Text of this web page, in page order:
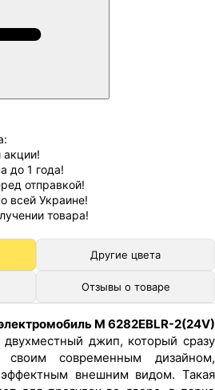
акции!
до 1 года!
отправкой!
всей Украине!
товара!
Другие цвета
Отзывы о товаре
M 6282EBLR-2(24V)
джип, который сразу
своим современным дизайном,
внешним видом. Такая